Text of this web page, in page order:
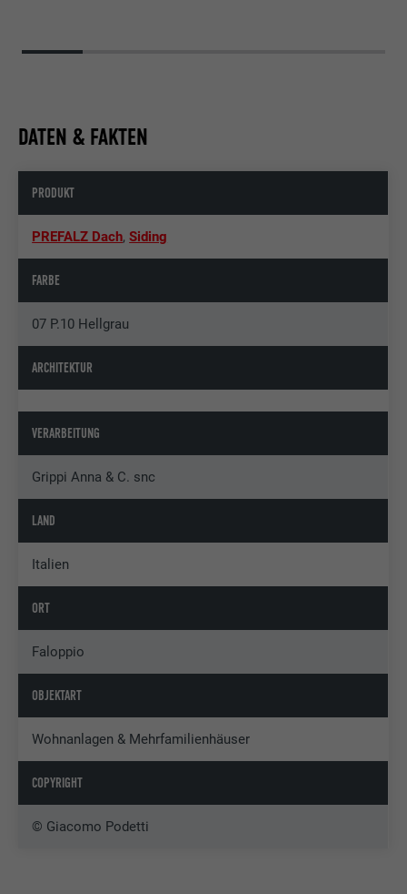
DATEN & FAKTEN
PRODUKT
PREFALZ Dach,Siding
FARBE
07 P.10 Hellgrau
ARCHITEKTUR
VERARBEITUNG
Grippi Anna & C. snc
LAND
Italien
ORT
Faloppio
OBJEKTART
Wohnanlagen & Mehrfamilienhäuser
COPYRIGHT
© Giacomo Podetti